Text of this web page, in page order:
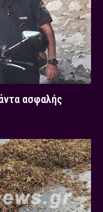
ασφαλής